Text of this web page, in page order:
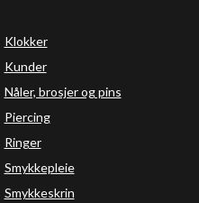
Klokker
Kunder
Nåler, brosjer og pins
Piercing
Ringer
Smykkepleie
Smykkeskrin